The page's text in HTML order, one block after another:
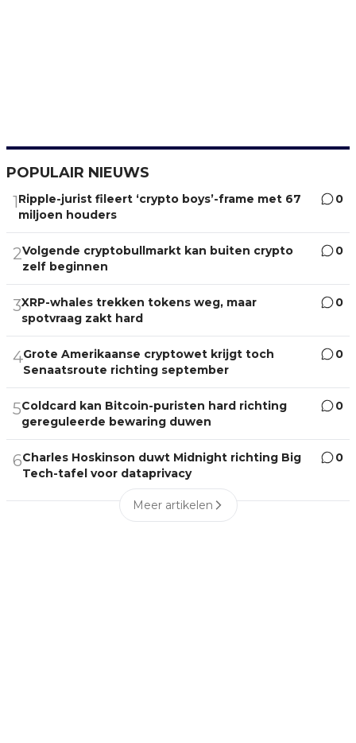
POPULAIR NIEUWS
1Ripple-jurist fileert ‘crypto boys’-frame met 67
miljoen houders
0
2Volgende cryptobullmarkt kan buiten crypto
zelf beginnen
0
3XRP-whales trekken tokens weg, maar
spotvraag zakt hard
0
4Grote Amerikaanse cryptowet krijgt toch
Senaatsroute richting september
0
5Coldcard kan Bitcoin-puristen hard richting
gereguleerde bewaring duwen
0
6Charles Hoskinson duwt Midnight richting Big
Tech-tafel voor dataprivacy
0
Meer artikelen